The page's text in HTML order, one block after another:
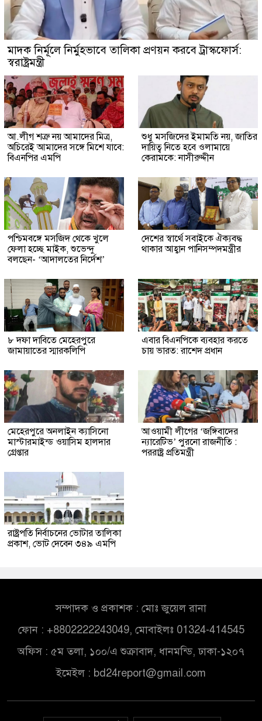
মাদক নির্মূলে নির্মুহভাবে তালিকা প্রণয়ন করবে ট্রাস্কফোর্স:
স্বরাষ্ট্রমন্ত্রী
আ.লীগ শত্রু নয় আমাদের মিত্র,
অচিরেই আমাদের সঙ্গে মিশে যাবে:
বিএনপির এমপি
শুধু মসজিদের ইমামতি নয়, জাতির
দায়িত্ব নিতে হবে ওলামায়ে
কেরামকে: নাসীরুদ্দীন
পশ্চিমবঙ্গে মসজিদ থেকে খুলে
ফেলা হচ্ছে মাইক, শুভেন্দু
বলছেন- ‘আদালতের নির্দেশ’
দেশের স্বার্থে সবাইকে ঐক্যবদ্ধ
থাকার আহ্বান পানিসম্পদমন্ত্রীর
৮ দফা দাবিতে মেহেরপুরে
জামায়াতের স্মারকলিপি
এবার বিএনপিকে ব্যবহার করতে
চায় ভারত: রাশেদ প্রধান
মেহেরপুরে অনলাইন ক্যাসিনো
মাস্টারমাইন্ড ওয়াসিম হালদার
গ্রেপ্তার
আওয়ামী লীগের ‘জঙ্গিবাদের
ন্যারেটিভ’ পুরনো রাজনীতি :
পররাষ্ট্র প্রতিমন্ত্রী
রাষ্ট্রপতি নির্বাচনের ভোটার তালিকা
প্রকাশ, ভোট দেবেন ৩৪৯ এমপি
সম্পাদক ও প্রকাশক : মোঃ জুয়েল রানা
ফোন : +8802222243049, মোবাইলঃ 01324-414545
অফিস : ৫ম তলা, ১০০/এ শুক্রাবাদ, ধানমন্ডি, ঢাকা-১২০৭
ইমেইল : bd24report@gmail.com